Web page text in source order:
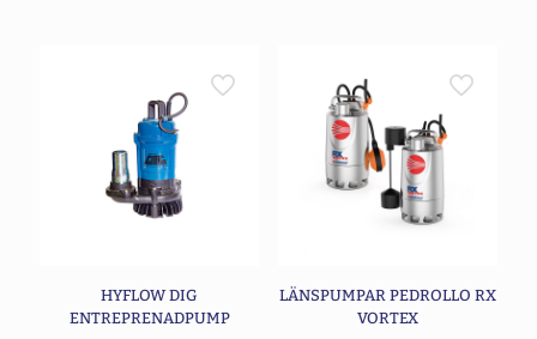
HYFLOW DIG
ENTREPRENAD­PUMP
LÄNSPUMPAR PEDROLLO RX
VORTEX